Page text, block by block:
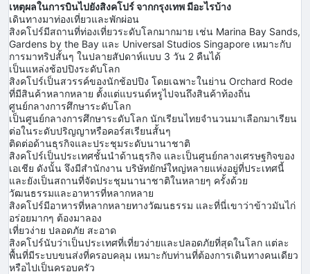
เหตุผลในการบินไปยังสิงคโปร์ จากกรุงเทพ มีอะไรบ้าง
เดินทางมาท่องเที่ยวและพักผ่อน
สิงคโปร์มีสถานที่ท่องเที่ยวระดับโลกมากมาย เช่น Marina Bay Sands,
Gardens by the Bay และ Universal Studios Singapore เหมาะกับ
การมาทริปสั้นๆ ในปลายสัปดาห์แบบ 3 วัน 2 คืนได้
เป็นแหล่งช้อปปิงระดับโลก
สิงคโปร์เป็นสวรรค์ของนักช้อปปิง โดยเฉพาะในย่าน Orchard Rode
ที่มีสินค้าหลากหลาย ตั้งแต่แบรนด์หรูไปจนถึงสินค้าท้องถิ่น
ศูนย์กลางการศึกษาระดับโลก
เป็นศูนย์กลางการศึกษาระดับโลก นักเรียนไทยจำนวนมาเลือกมาเรียน
ต่อในระดับปริญญาหรือคอร์สเรียนสั้นๆ
ติดต่อด้านธุรกิจและประชุมระดับนานาชาติ
สิงคโปร์เป็นประเทศชั้นนำด้านธุรกิจ และเป็นศูนย์กลางเศรษฐกิจของ
เอเชีย ดังนั้น จึงมีสำนักงาน บริษัทยักษ์ใหญ่หลายแห่งอยู่ที่ประเทศนี้
และยังเป็นสถานที่จัดประชุมนานาชาติในหลายๆ ครั้งด้วย
วัฒนธรรมและอาหารที่หลากหลาย
สิงคโปร์มีอาหารที่หลากหลายทางวัฒนธรรม และที่นี่เขาว่าข้าวมันไก่
อร่อยมากๆ ต้องมาลอง
เที่ยวง่าย ปลอดภัย สะอาด
สิงคโปร์นับว่าเป็นประเทศที่เที่ยวง่ายและปลอดภัยที่สุดในโลก แต่ละ
พื้นที่มีระบบขนส่งที่ครอบคลุม เหมาะกับท่านที่ต้องการเดินทางคนเดียว
หรือไปเป็นครอบครัว